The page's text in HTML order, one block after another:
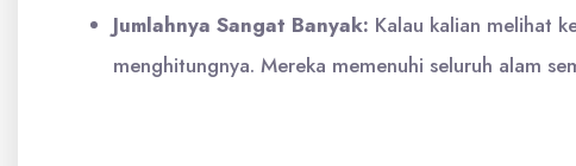
Jumlahnya Sangat Banyak: Kalau kalian melihat
menghitungnya. Mereka memenuhi seluruh alam